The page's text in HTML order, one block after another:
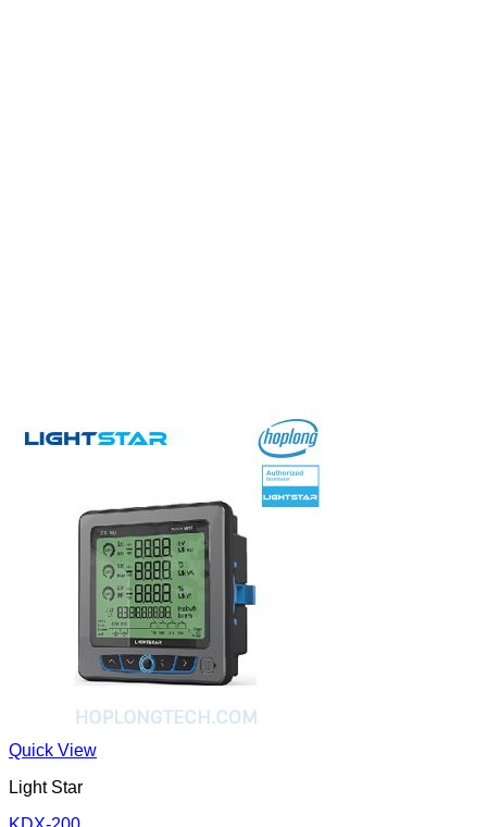
Quick View
Light Star